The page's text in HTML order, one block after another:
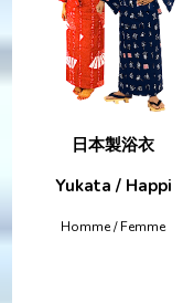
日本製浴衣
Yukata / Happi
Homme / Femme